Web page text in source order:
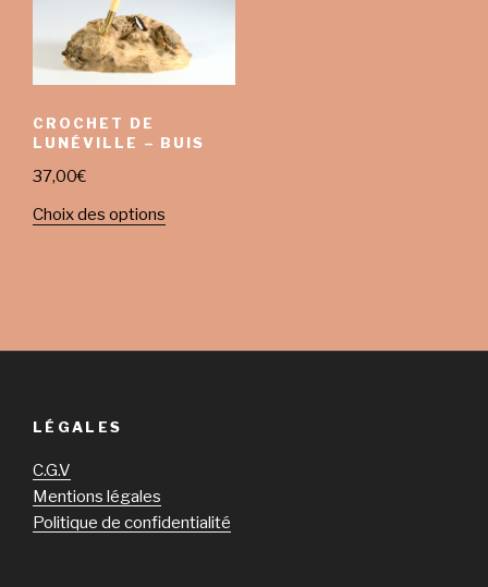
CROCHET DE
LUNÉVILLE – BUIS
37,00€
Choix des options
LÉGALES
C.G.V
Mentions légales
Politique de confidentialité